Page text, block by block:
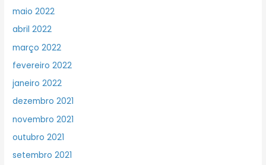
maio 2022
abril 2022
março 2022
fevereiro 2022
janeiro 2022
dezembro 2021
novembro 2021
outubro 2021
setembro 2021